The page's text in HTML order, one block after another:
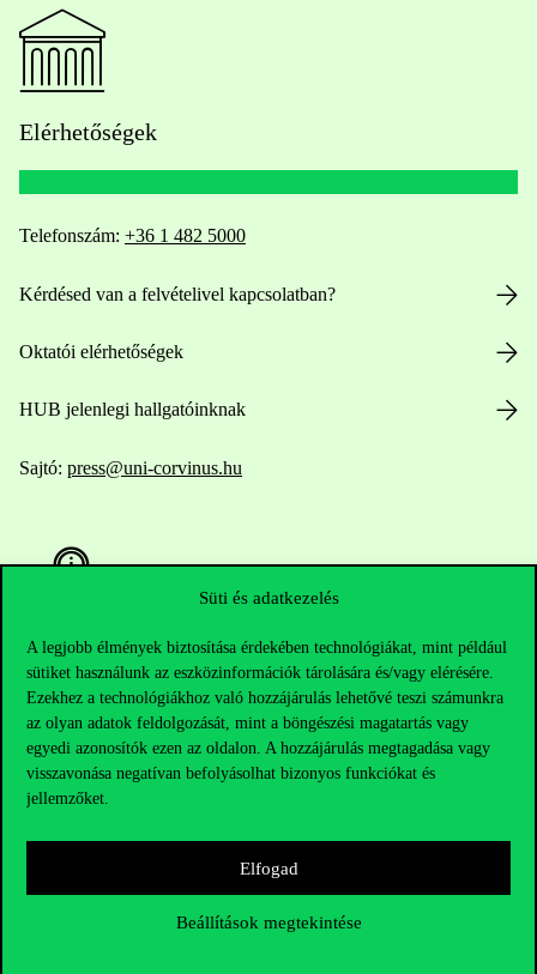
Süti és adatkezelés
A legjobb élmények biztosítása érdekében technológiákat, mint például
sütiket használunk az eszközinformációk tárolására és/vagy elérésére.
Ezekhez a technológiákhoz való hozzájárulás lehetővé teszi számunkra
az olyan adatok feldolgozását, mint a böngészési magatartás vagy
egyedi azonosítók ezen az oldalon. A hozzájárulás megtagadása vagy
visszavonása negatívan befolyásolhat bizonyos funkciókat és
jellemzőket.
Elfogad
Beállítások megtekintése
Elérhetőségek
Telefonszám: +36 1 482 5000
Kérdésed van a felvételivel kapcsolatban?
Oktatói elérhetőségek
HUB jelenlegi hallgatóinknak
Sajtó: press@uni-corvinus.hu
Hasznos linkek
Nyitvatartás